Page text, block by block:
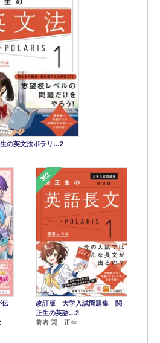
の英文法ポラリ…2
伝
3位
改訂版 大学入試問題集 関
正生の英語…2
著者 関 正生